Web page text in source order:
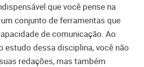
que você pense na
conjunto de ferramentas que
de comunicação. Ao
estudo dessa disciplina, você não
redações, mas também